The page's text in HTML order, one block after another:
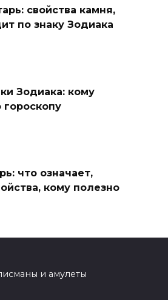
свойства камня,
по знаку Зодиака
Зодиака: кому
что означает,
кому полезно
и амулеты